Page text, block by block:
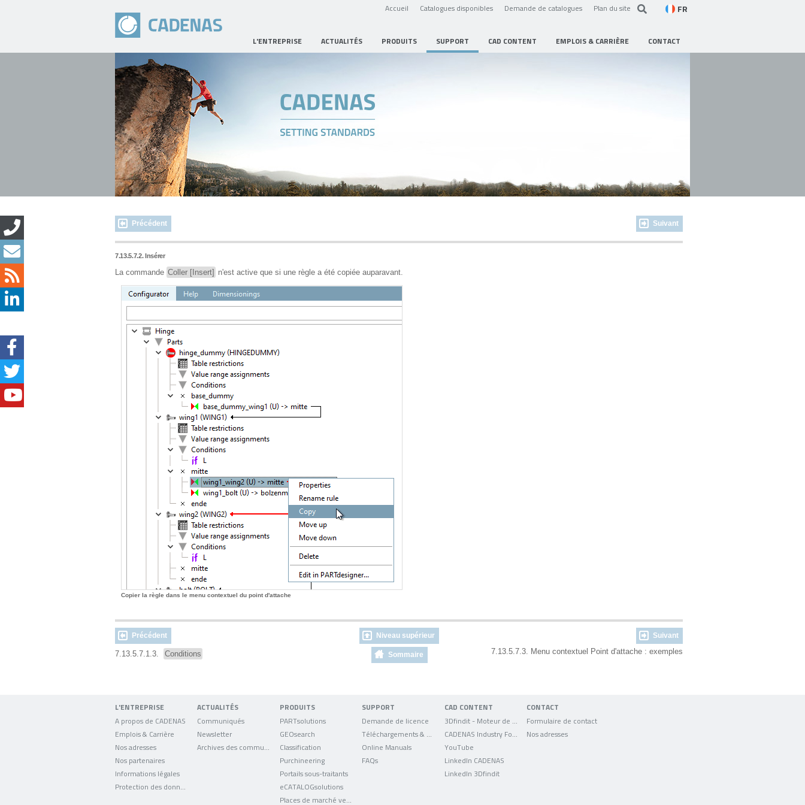
Accueil Catalogues disponibles Demande de catalogues Plan du site FR
L'ENTREPRISE ACTUALITÉS PRODUITS SUPPORT CAD CONTENT EMPLOIS & CARRIÈRE CONTACT
Précédent Suivant
7.13.5.7.2. Insérer
La commande Coller [Insert] n'est active que si une règle a été copiée auparavant.
Copier la règle dans le menu contextuel du point d'attache
Précédent Niveau supérieur Suivant
7.13.5.7.1.3. Conditions Sommaire 7.13.5.7.3. Menu contextuel Point d'attache : exemples
L'ENTREPRISE
A propos de CADENAS
Emplois & Carrière
Nos adresses
Nos partenaires
Informations légales
ACTUALITÉS
Communiqués
Newsletter
PRODUITS
PARTsolutions
GEOsearch
Classification
Purchineering
Portails sous-traitants
eCATALOGsolutions
SUPPORT
Demande de licence
Online Manuals
FAQs
CAD CONTENT
YouTube
LinkedIn CADENAS
LinkedIn 3Dfindit
CONTACT
Formulaire de contact
Nos adresses